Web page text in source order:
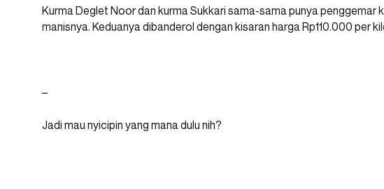
Kurma Deglet Noor dan kurma Sukkari sama-sama punya penggemar
manisnya. Keduanya dibanderol dengan kisaran harga Rp110.000 per
–
Jadi mau nyicipin yang mana dulu nih?